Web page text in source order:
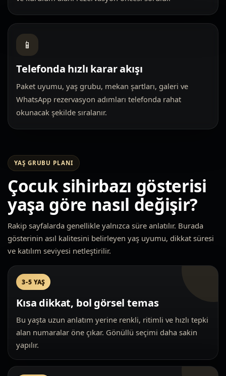
📱
Telefonda hızlı karar akışı
Paket uyumu, yaş grubu, mekan şartları, galeri ve
WhatsApp rezervasyon adımları telefonda rahat
okunacak şekilde sıralanır.
YAŞ GRUBU PLANI
Çocuk sihirbazı gösterisi
yaşa göre nasıl değişir?
Rakip sayfalarda genellikle yalnızca süre anlatılır. Burada
gösterinin asıl kalitesini belirleyen yaş uyumu, dikkat süresi
ve katılım seviyesi netleştirilir.
3-5 YAŞ
Kısa dikkat, bol görsel temas
Bu yaşta uzun anlatım yerine renkli, ritimli ve hızlı tepki
alan numaralar öne çıkar. Gönüllü seçimi daha sakin
yapılır.